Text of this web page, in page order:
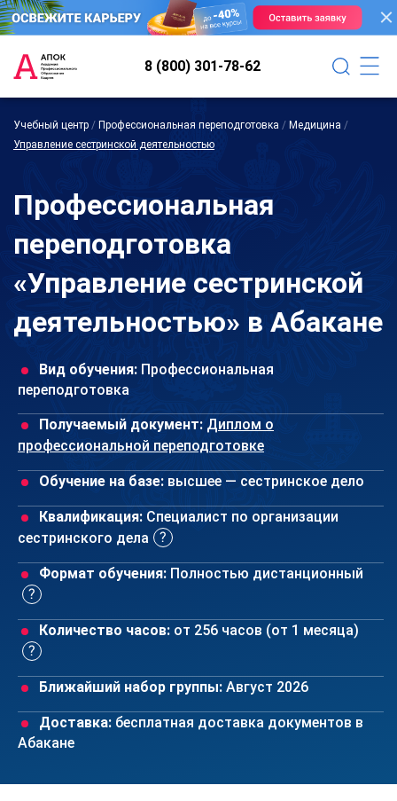
8 (800) 301-78-62
Учебный центр / Профессиональная переподготовка / Медицина /
Управление сестринской деятельностью
Профессиональная
переподготовка
«Управление сестринской
деятельностью» в Абакане
Вид обучения: Профессиональная
переподготовка
Получаемый документ: Диплом о
профессиональной переподготовке
Обучение на базе: высшее — сестринское дело
Квалификация: Специалист по организации
сестринского дела
Формат обучения: Полностью дистанционный
Количество часов: от 256 часов (от 1 месяца)
Ближайший набор группы: Август 2026
Доставка: бесплатная доставка документов в
Абакане